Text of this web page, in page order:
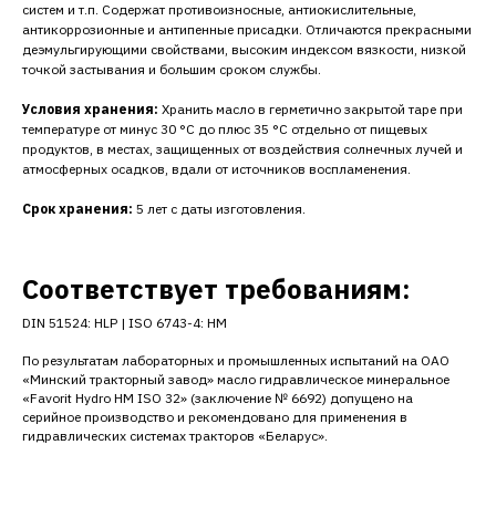
систем и т.п. Содержат противоизносные, антиокислительные,
антикоррозионные и антипенные присадки. Отличаются прекрасными
деэмульгирующими свойствами, высоким индексом вязкости, низкой
точкой застывания и большим сроком службы.
Условия хранения: Хранить масло в герметично закрытой таре при
температуре от минус 30 °С до плюс 35 °С отдельно от пищевых
продуктов, в местах, защищенных от воздействия солнечных лучей и
атмосферных осадков, вдали от источников воспламенения.
Срок хранения: 5 лет с даты изготовления.
Соответствует требованиям:
DIN 51524: HLP | ISO 6743-4: HM
По результатам лабораторных и промышленных испытаний на ОАО
«Минский тракторный завод» масло гидравлическое минеральное
«Favorit Hydro HM ISO 32» (заключение № 6692) допущено на
серийное производство и рекомендовано для применения в
гидравлических системах тракторов «Беларус».